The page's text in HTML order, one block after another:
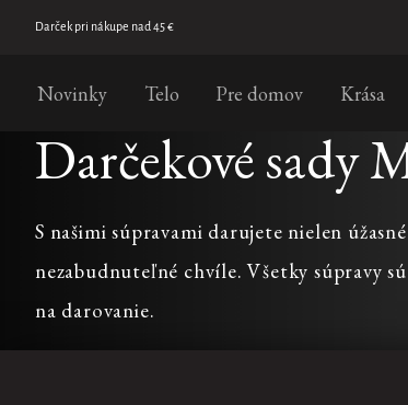
CENA
sklade
Darček pri nákupe nad 45 €
Novinky Telo Pre domov Krása
Darčekové sady
S našimi súpravami darujete nielen
nezabudnuteľné chvíle. Všetky súpravy
na darovanie.